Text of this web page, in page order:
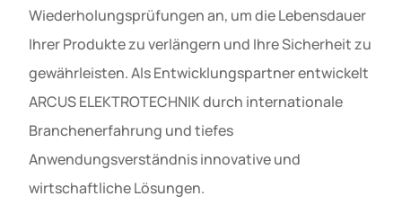
Wiederholungsprüfungen an, um die Lebensdauer
Ihrer Produkte zu verlängern und Ihre Sicherheit zu
gewährleisten. Als Entwicklungspartner entwickelt
ARCUS ELEKTROTECHNIK durch internationale
Branchenerfahrung und tiefes
Anwendungsverständnis innovative und
wirtschaftliche Lösungen.